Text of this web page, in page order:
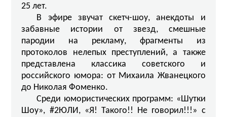
25 лет.
В эфире звучат скетч-шоу, анекдоты и
забавные истории от звезд, смешные
пародии на рекламу, фрагменты из
протоколов нелепых преступлений, а также
представлена классика советского и
российского юмора: от Михаила Жванецкого
до Николая Фоменко.
Среди юмористических программ: «Шутки
Шоу», #2ЮЛИ, «Я! Такого!! Не говорил!!!» с